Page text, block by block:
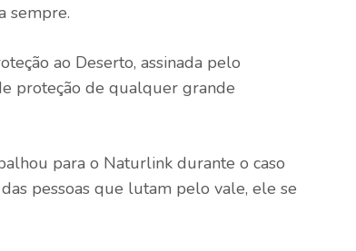
sempre.
ao Deserto, assinada pelo
proteção de qualquer grande
para o Naturlink durante o caso
pessoas que lutam pelo vale, ele se